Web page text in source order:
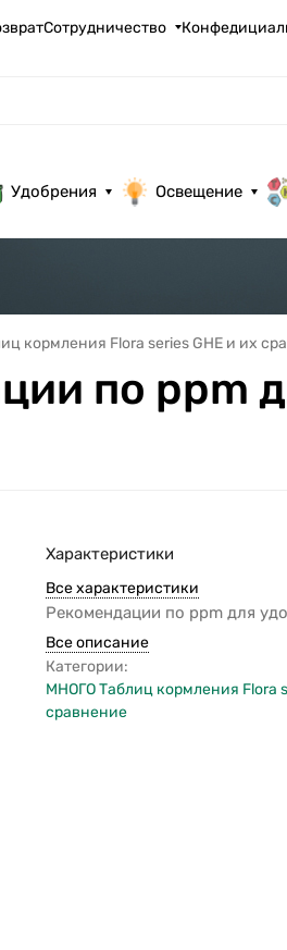
Сотрудничество
Удобрения Освещение
кормления Flora series GHE и их
по ppm
Характеристики
Все характеристики
Рекомендации по ppm для
Все описание
Категории:
МНОГО Таблиц кормления Flora
сравнение